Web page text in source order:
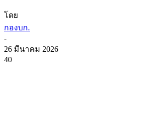
โดย
กองบก.
-
26 มีนาคม 2026
40